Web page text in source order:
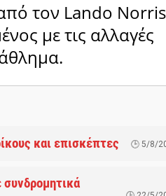
τον Lando
με τις αλλαγές
και επισκέπτες 5/8/